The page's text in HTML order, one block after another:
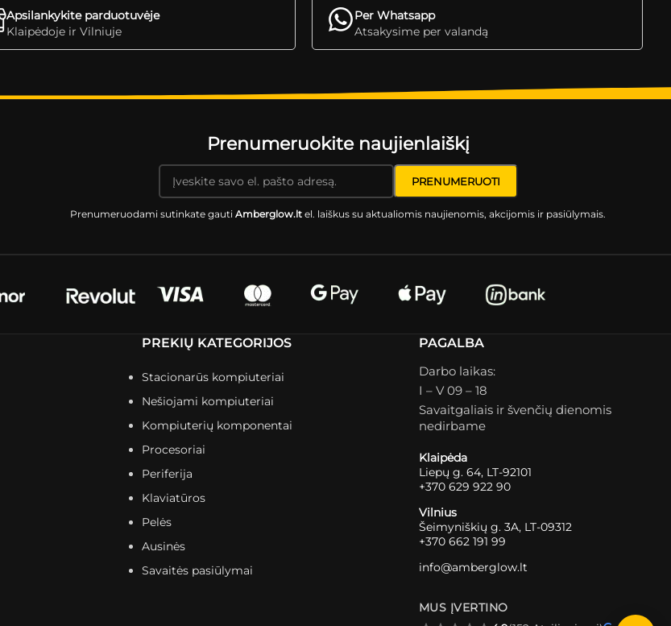
Apsilankykite parduotuvėje
Klaipėdoje ir Vilniuje
Per Whatsapp
Atsakysime per valandą
Prenumeruokite naujienlaiškį
Prenumeruodami sutinkate gautiAmberglow.lt el. laiškus su aktualiomis naujienomis, akcijomis ir pasiūlymais.
PREKIŲ KATEGORIJOS
Stacionarūs kompiuteriai
Nešiojami kompiuteriai
Kompiuterių komponentai
Procesoriai
Periferija
Klaviatūros
Pelės
Ausinės
Savaitės pasiūlymai
PAGALBA
Darbo laikas:
I – V 09 – 18
Savaitgaliais ir švenčių dienomis
nedirbame
Klaipėda
Liepų g. 64, LT-92101
+370 629 922 90
Vilnius
Šeimyniškių g. 3A, LT-09312
+370 662 191 99
info@amberglow.lt
MUS ĮVERTINO